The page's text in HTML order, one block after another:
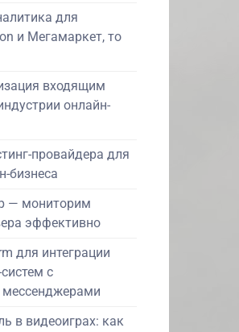
для
и Мегамаркет, то
входящим
онлайн-
провайдера для
бизнеса
— мониторим
эффективно
для интеграции
с
в видеоиграх: как